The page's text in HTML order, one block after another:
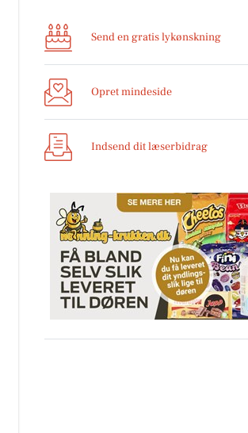
Send en gratis lykønskning
Opret mindeside
Indsend dit læserbidrag